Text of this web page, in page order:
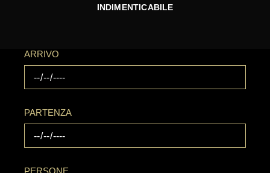
INDIMENTICABILE
ARRIVO
PARTENZA
PERSONE